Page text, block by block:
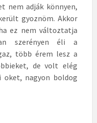
nem adják könnyen,
gyoznöm. Akkor
ez nem változtatja
szerényen éli a
több érem lesz a
de volt elég
nagyon boldog